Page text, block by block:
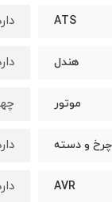
ATS
هندل
موتور
چرخ و دسته
AVR